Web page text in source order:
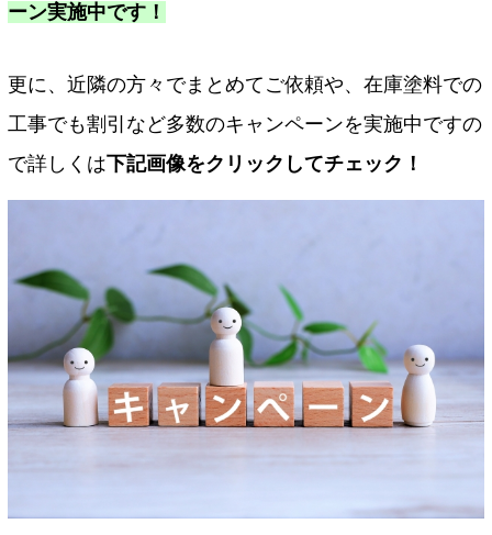
ーン実施中です！
更に、近隣の方々でまとめてご依頼や、在庫塗料での
工事でも割引など多数のキャンペーンを実施中ですの
で詳しくは下記画像をクリックしてチェック！